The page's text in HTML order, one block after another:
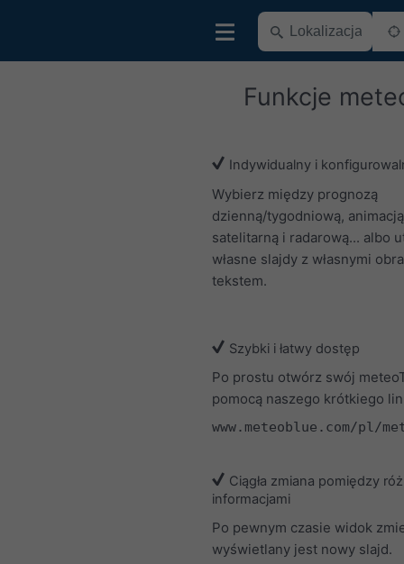
Funkcje
Indywidualny i
Wybierz między prognozą
dzienną/tygodniową, animacją
satelitarną i radarową... albo
własne slajdy z własnymi
tekstem.
Szybki i łatwy dostęp
Po prostu otwórz swój
pomocą naszego krótkiego
www.meteoblue.com/pl/
Ciągła zmiana pomiędzy
informacjami
Po pewnym czasie widok
wyświetlany jest nowy slajd.